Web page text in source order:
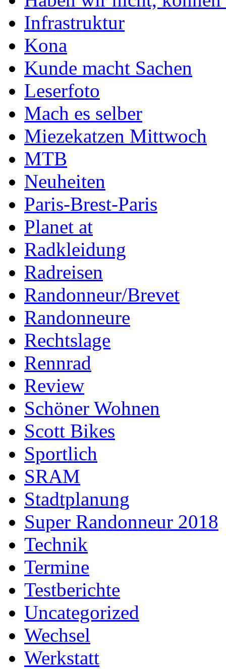
Infrastruktur
Kona
Kunde macht Sachen
Leserfoto
Mach es selber
Miezekatzen Mittwoch
MTB
Neuheiten
Paris-Brest-Paris
Planet at
Radkleidung
Radreisen
Randonneur/Brevet
Randonneure
Rechtslage
Rennrad
Review
Schöner Wohnen
Scott Bikes
Sportlich
SRAM
Stadtplanung
Super Randonneur 2018
Technik
Termine
Testberichte
Uncategorized
Wechsel
Werkstatt